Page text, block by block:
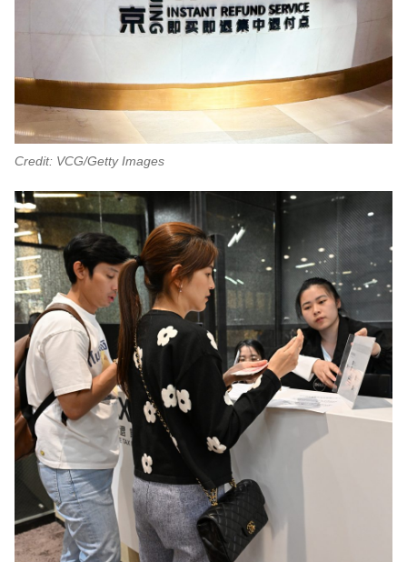
Credit: VCG/Getty Images